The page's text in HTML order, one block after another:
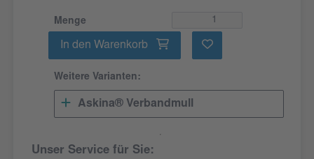
Menge
In den Warenkorb
Weitere Varianten:
Askina® Verbandmull
Unser Service für Sie: